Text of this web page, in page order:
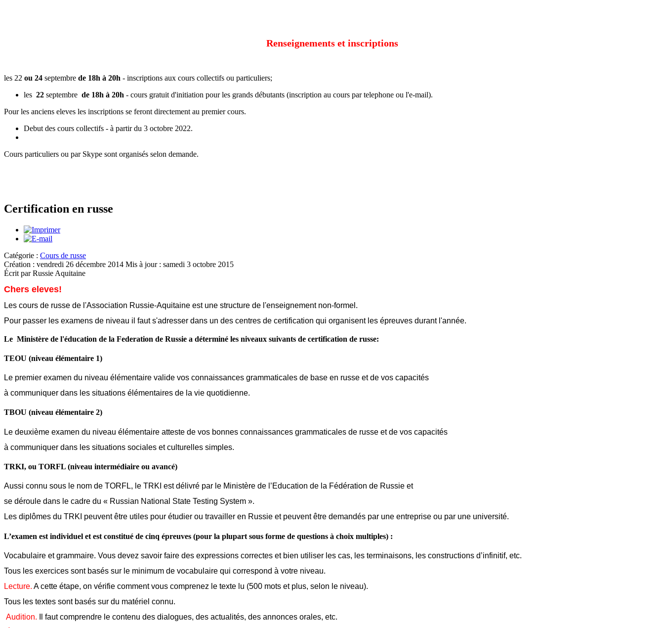
Renseignements et inscriptions
les 22 ou 24 septembre de 18h à 20h - inscriptions aux cours collectifs ou particuliers;
les 22 septembre de 18h à 20h - cours gratuit d'initiation pour les grands débutants (inscription au cours par telephone ou l'e-mail).
Pour les anciens eleves les inscriptions se feront directement au premier cours.
Debut des cours collectifs - à partir du 3 octobre 2022.
Cours particuliers ou par Skype sont organisés selon demande.
Certification en russe
Catégorie : Cours de russe
Création : vendredi 26 décembre 2014 Mis à jour : samedi 3 octobre 2015
Écrit par Russie Aquitaine
Chers eleves!
Les cours de russe de l'Association Russie-Aquitaine est une structure de l'enseignement non-formel.
Pour passer les examens de niveau il faut s'adresser dans un des centres de certification qui organisent les épreuves durant l'année.
Le Ministère de l'éducation de la Federation de Russie a déterminé les niveaux suivants de certification de russe:
TEOU (niveau élémentaire 1)
Le premier examen du niveau élémentaire valide vos connaissances grammaticales de base en russe et de vos capacités
à communiquer dans les situations élémentaires de la vie quotidienne.
TBOU (niveau élémentaire 2)
Le deuxième examen du niveau élémentaire atteste de vos bonnes connaissances grammaticales de russe et de vos capacités
à communiquer dans les situations sociales et culturelles simples.
TRKI, ou TORFL (niveau intermédiaire ou avancé)
Aussi connu sous le nom de TORFL, le TRKI est délivré par le Ministère de l’Education de la Fédération de Russie et
se déroule dans le cadre du « Russian National State Testing System ».
Les diplômes du TRKI peuvent être utiles pour étudier ou travailler en Russie et peuvent être demandés par une entreprise ou par une université.
L’examen est individuel et est constitué de cinq épreuves (pour la plupart sous forme de questions à choix multiples) :
Vocabulaire et grammaire. Vous devez savoir faire des expressions correctes et bien utiliser les cas, les terminaisons, les constructions d’infinitif, etc.
Tous les exercices sont basés sur le minimum de vocabulaire qui correspond à votre niveau.
Lecture. A cette étape, on vérifie comment vous comprenez le texte lu (500 mots et plus, selon le niveau).
Tous les textes sont basés sur du matériel connu.
Audition.
Il faut comprendre le contenu des dialogues, des actualités, des annonces orales, etc.